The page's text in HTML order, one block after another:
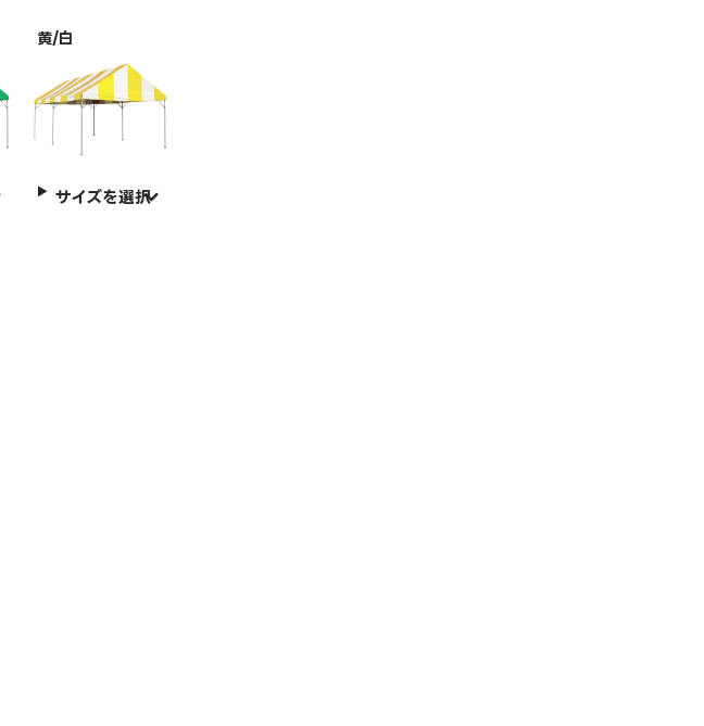
黄/白
サイズを選択